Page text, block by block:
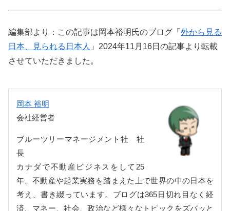
編集部より：この記事は岡本裕明氏のブログ「 外から見る
日本、見られる日本人 」2024年11月16日の記事より転載
させていただきました。
岡本 裕明
会社経営者
ブルーツリーマネージメント社 社
長
カナダで不動産ビジネスをして25
年、不動産や起業実務を踏まえた上で世界の中の日本を
考え、書き綴っています。ブログは365日切れ目なく経
済、マネー、社会、政治など様々なトピックをズバッと